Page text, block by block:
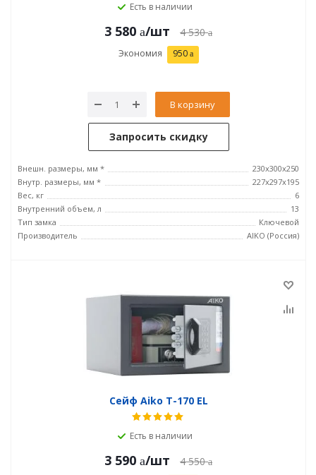
Есть в наличии
3 580 /шт 4 530
Экономия 950
В корзину
Запросить скидку
Внешн. размеры, мм *
230x300x250
Внутр. размеры, мм *
227x297x195
Вес, кг
6
Внутренний объем, л
13
Тип замка
Ключевой
Производитель
AIKO (Россия)
Сейф Aiko T-170 EL
Есть в наличии
3 590 /шт 4 550